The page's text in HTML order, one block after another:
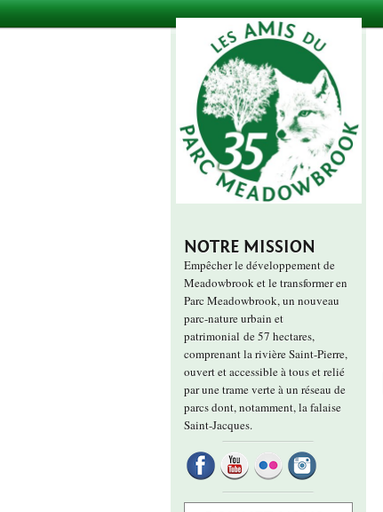
NOTRE MISSION
Empêcher le développement de
Meadowbrook et le transformer en
Parc Meadowbrook, un nouveau
parc-nature urbain et
patrimonial de 57 hectares,
comprenant la rivière Saint-Pierre,
ouvert et accessible à tous et relié
par une trame verte à un réseau de
parcs dont, notamment, la falaise
Saint-Jacques.